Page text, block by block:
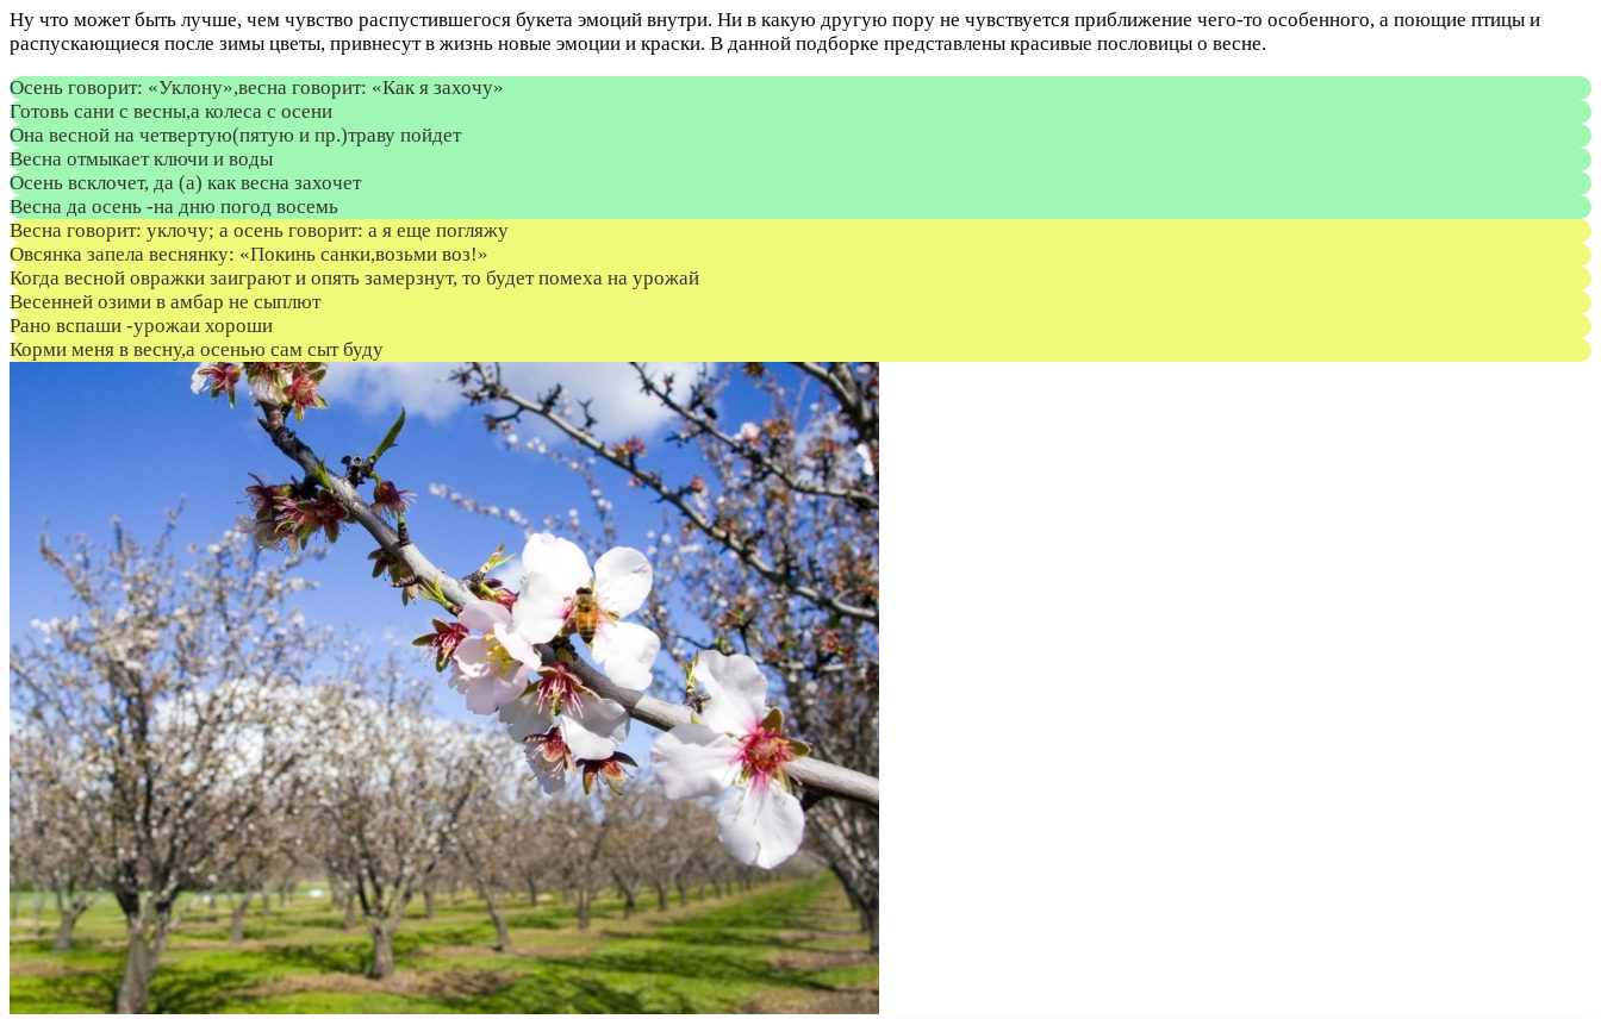
Ну что может быть лучше, чем чувство распустившегося букета эмоций внутри. Ни в какую другую пору не чувствуется приближение чего-то особенного, а поющие птицы и
распускающиеся после зимы цветы, привнесут в жизнь новые эмоции и краски. В данной подборке представлены красивые пословицы о весне.
Осень говорит: «Уклону»,весна говорит: «Как я захочу»
Готовь сани с весны,а колеса с осени
Она весной на четвертую(пятую и пр.)траву пойдет
Весна отмыкает ключи и воды
Осень всклочет, да (а) как весна захочет
Весна да осень -на дню погод восемь
Весна говорит: уклочу; а осень говорит: а я еще погляжу
Овсянка запела веснянку: «Покинь санки,возьми воз!»
Когда весной овражки заиграют и опять замерзнут, то будет помеха на урожай
Весенней озими в амбар не сыплют
Рано вспаши -урожаи хороши
Корми меня в весну,а осенью сам сыт буду